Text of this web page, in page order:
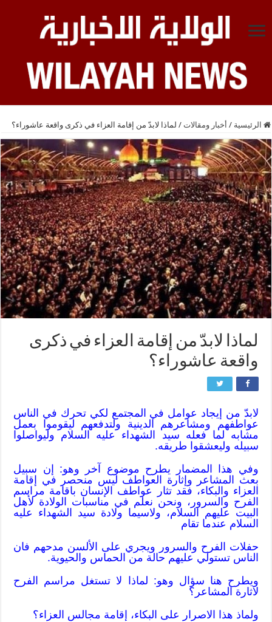
الرئيسية / أخبار ومقالات / لماذا لابدّ من إقامة العزاء في ذكرى واقعة عاشوراء؟
لماذا لابدّ من إقامة العزاء في ذكرى
واقعة عاشوراء؟
لابدّ من إيجاد عوامل في المجتمع لكي تحرك في الناس
عواطفهم ومشاعرهم الدينية ولتدفعهم ليقوموا بعمل
مشابه لما فعله سيد الشهداء عليه السلام وليواصلوا
سبيله وليعشقوا طريقه.
وفي هذا المضمار يطرح موضوع آخر وهو: إن سبيل
بعث المشاعر وإثارة العواطف ليس منحصر في إقامة
العزاء والبكاء، فقد تثار عواطف الإنسان باقامة مراسم
الفرح والسرور، ونحن نعلم في مناسبات الولادة لأهل
البيت عليهم السلام، ولاسيما ولادة سيد الشهداء عليه
السلام عندما تقام
حفلات الفرح والسرور ويجري على الألسن مدحهم فان
الناس تستولي عليهم حالة من الحماس والحيوية.
ويطرح هنا سؤال وهو: لماذا لا تستغل مراسم الفرح
لاثارة المشاعر؟
ولماذ هذا الاصرار على البكاء، إقامة مجالس العزاء؟